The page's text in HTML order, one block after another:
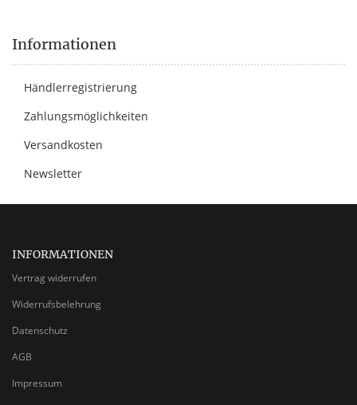
Informationen
Händlerregistrierung
Zahlungsmöglichkeiten
Versandkosten
Newsletter
INFORMATIONEN
Vertrag widerrufen
Widerrufsbelehrung
Datenschutz
AGB
Impressum